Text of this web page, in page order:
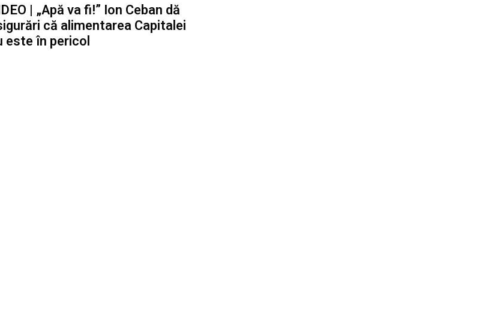
| „Apă va fi!” Ion Ceban dă
că alimentarea Capitalei
este în pericol